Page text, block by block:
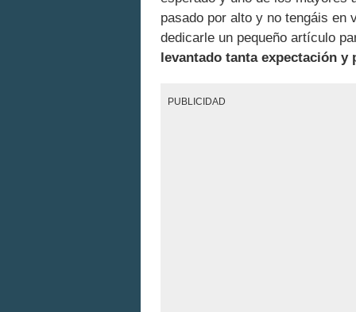
pasado por alto y no tengáis en
dedicarle un pequeño artículo
levantado tanta expectación
PUBLICIDAD